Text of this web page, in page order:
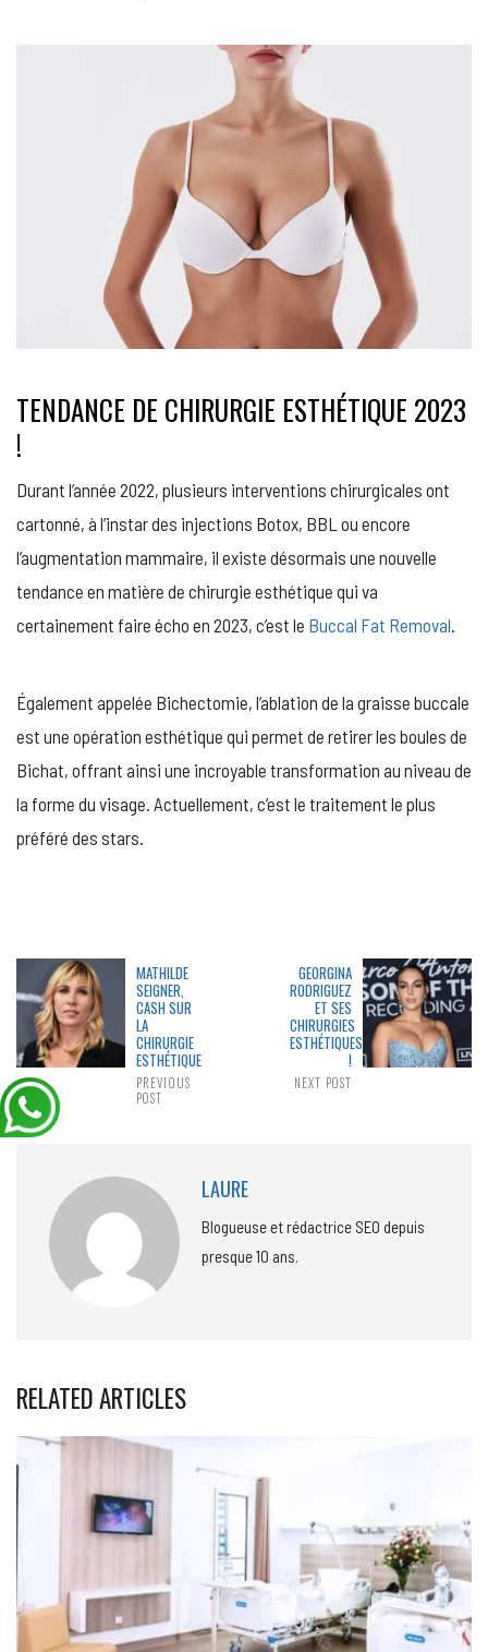
TENDANCE DE CHIRURGIE ESTHÉTIQUE 2023
!
Durant l’année 2022, plusieurs interventions chirurgicales ont
cartonné, à l’instar des injections Botox, BBL ou encore
l’augmentation mammaire, il existe désormais une nouvelle
tendance en matière de chirurgie esthétique qui va
certainement faire écho en 2023, c’est le Buccal Fat Removal.
Également appelée Bichectomie, l’ablation de la graisse buccale
est une opération esthétique qui permet de retirer les boules de
Bichat, offrant ainsi une incroyable transformation au niveau de
la forme du visage. Actuellement, c’est le traitement le plus
préféré des stars.
MATHILDE
SEIGNER,
CASH SUR
LA
CHIRURGIE
ESTHÉTIQUE
PREVIOUS
POST
GEORGINA
RODRIGUEZ
ET SES
CHIRURGIES
ESTHÉTIQUES
!
NEXT POST
LAURE
Blogueuse et rédactrice SEO depuis
presque 10 ans.
RELATED ARTICLES